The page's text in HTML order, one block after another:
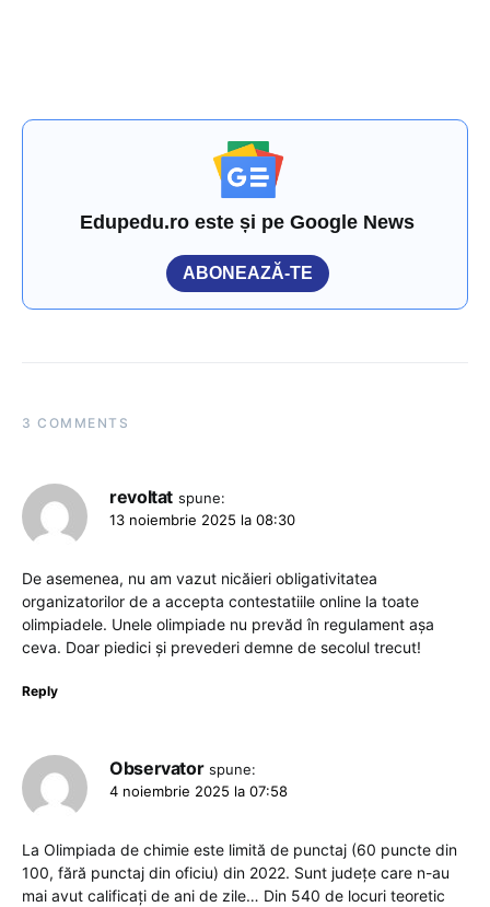
Edupedu.ro este și pe Google News
ABONEAZĂ-TE
3 COMMENTS
revoltat spune:
13 noiembrie 2025 la 08:30
De asemenea, nu am vazut nicăieri obligativitatea
organizatorilor de a accepta contestatiile online la toate
olimpiadele. Unele olimpiade nu prevăd în regulament așa
ceva. Doar piedici și prevederi demne de secolul trecut!
Reply
Observator spune:
4 noiembrie 2025 la 07:58
La Olimpiada de chimie este limită de punctaj (60 puncte din
100, fără punctaj din oficiu) din 2022. Sunt județe care n-au
mai avut calificați de ani de zile… Din 540 de locuri teoretic